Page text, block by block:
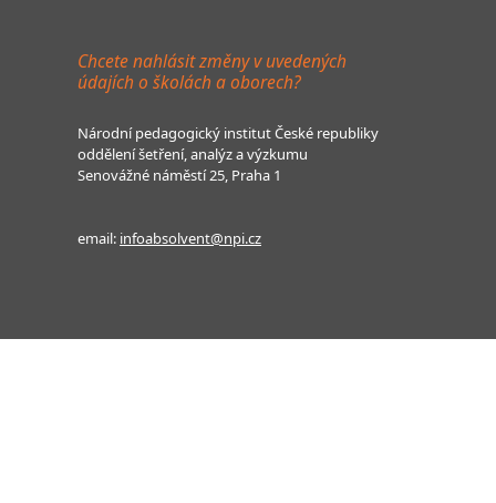
Chcete nahlásit změny v uvedených
údajích o školách a oborech?
Národní pedagogický institut České republiky
oddělení šetření, analýz a výzkumu
Senovážné náměstí 25, Praha 1
email: infoabsolvent@npi.cz